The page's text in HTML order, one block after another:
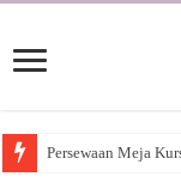
Persewaan Meja